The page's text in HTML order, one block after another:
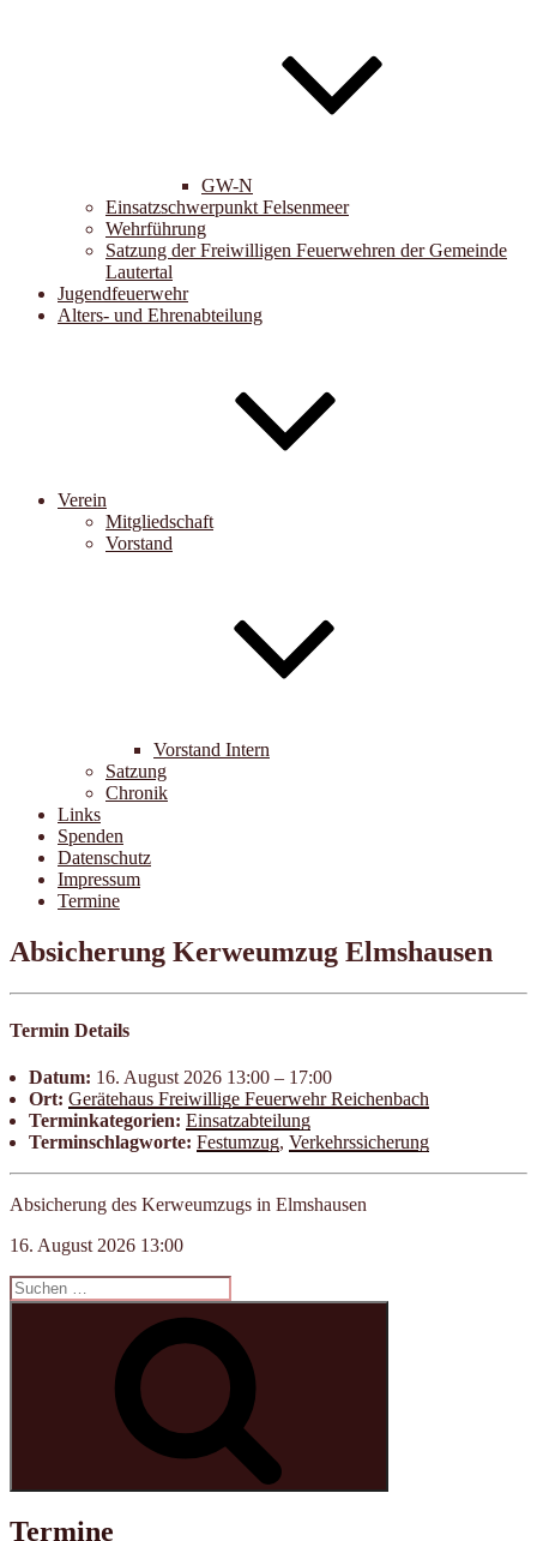
GW-N
Einsatzschwerpunkt Felsenmeer
Wehrführung
Satzung der Freiwilligen Feuerwehren der Gemeinde
Lautertal
Jugendfeuerwehr
Alters- und Ehrenabteilung
Verein
Mitgliedschaft
Vorstand
Vorstand Intern
Satzung
Chronik
Links
Spenden
Datenschutz
Impressum
Termine
Absicherung Kerweumzug Elmshausen
Termin Details
Datum: 16. August 2026 13:00 – 17:00
Ort: Geräte­haus Frei­willige Feuer­wehr Reichen­bach
Terminkategorien: Einsatzabteilung
Terminschlagworte: Festumzug, Verkehrssicherung
Absicherung des Kerweumzugs in Elmshausen
16. August 2026 13:00
Suchen
nach:
Termine